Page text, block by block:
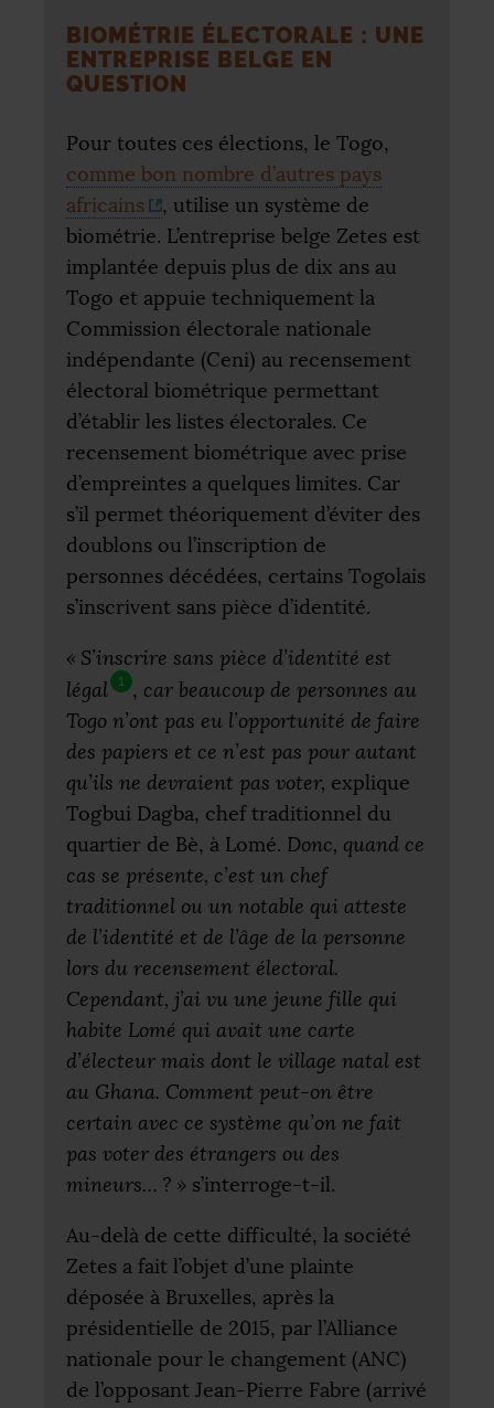
BIOMÉTRIE ÉLECTORALE : UNE
ENTREPRISE BELGE EN
QUESTION
Pour toutes ces élections, le Togo,
comme bon nombre d’autres pays
africains
, utilise un système de
biométrie. L’entreprise belge Zetes est
implantée depuis plus de dix ans au
Togo et appuie techniquement la
Commission électorale nationale
indépendante (Ceni) au recensement
électoral biométrique permettant
d’établir les listes électorales. Ce
recensement biométrique avec prise
d’empreintes a quelques limites. Car
s’il permet théoriquement d’éviter des
doublons ou l’inscription de
personnes décédées, certains Togolais
s’inscrivent sans pièce d’identité.
« S’inscrire sans pièce d’identité est
légal
1 , car beaucoup de personnes au
Togo n’ont pas eu l’opportunité de faire
des papiers et ce n’est pas pour autant
qu’ils ne devraient pas voter, explique
Togbui Dagba, chef traditionnel du
quartier de Bè, à Lomé. Donc, quand ce
cas se présente, c’est un chef
traditionnel ou un notable qui atteste
de l’identité et de l’âge de la personne
lors du recensement électoral.
Cependant, j’ai vu une jeune fille qui
habite Lomé qui avait une carte
d’électeur mais dont le village natal est
au Ghana. Comment peut-on être
certain avec ce système qu’on ne fait
pas voter des étrangers ou des
mineurs… ? » s’interroge-t-il.
Au-delà de cette difficulté, la société
Zetes a fait l’objet d’une plainte
déposée à Bruxelles, après la
présidentielle de 2015, par l’Alliance
nationale pour le changement (ANC)
de l’opposant Jean-Pierre Fabre (arrivé